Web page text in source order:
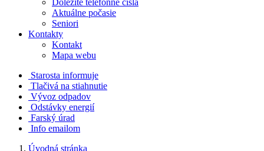
Dôležité telefónne čísla
Aktuálne počasie
Seniori
Kontakty
Kontakt
Mapa webu
Starosta informuje
Tlačivá na stiahnutie
Vývoz odpadov
Odstávky energií
Farský úrad
Info emailom
Úvodná stránka